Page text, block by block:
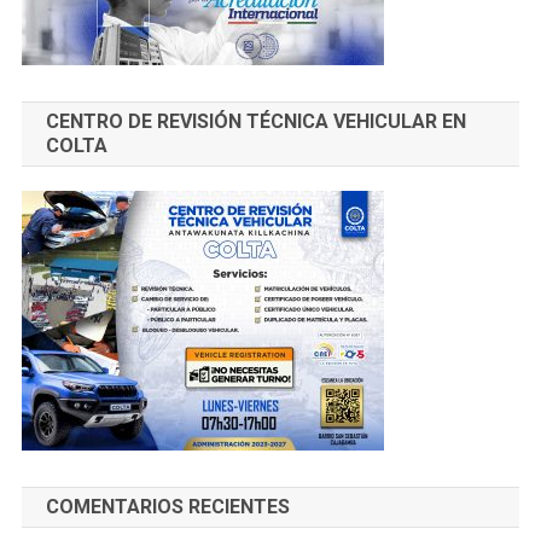
CENTRO DE REVISIÓN TÉCNICA VEHICULAR EN
COLTA
COMENTARIOS RECIENTES